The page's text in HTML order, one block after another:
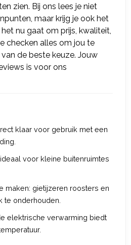
zien. Bij ons lees je niet
maar krijg je ook het
nu gaat om prijs, kwaliteit,
checken alles om jou te
de beste keuze. Jouw
is voor ons
klaar voor gebruik met een
voor kleine buitenruimtes
maken: gietijzeren roosters en
te onderhouden.
elektrische verwarming biedt